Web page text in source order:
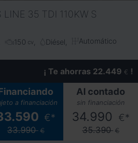
LINE 35 TDI 110KW S
150 cv Diésel Automático
¡ Te ahorras 22.449 € !
a financiación
€*
33.990 €
Al contado
sin financiación
34.990 €*
35.390 €